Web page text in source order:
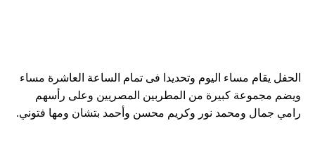
الحفل يقام مساء اليوم وتحديدا فى تمام الساعة العاشرة مساء
ويضم مجموعة كبيرة من المطربين المصريين وعلى رأسهم
رامي جمال ومحمد نور وكريم محسن وأحمد بتشان ومها فتوني.